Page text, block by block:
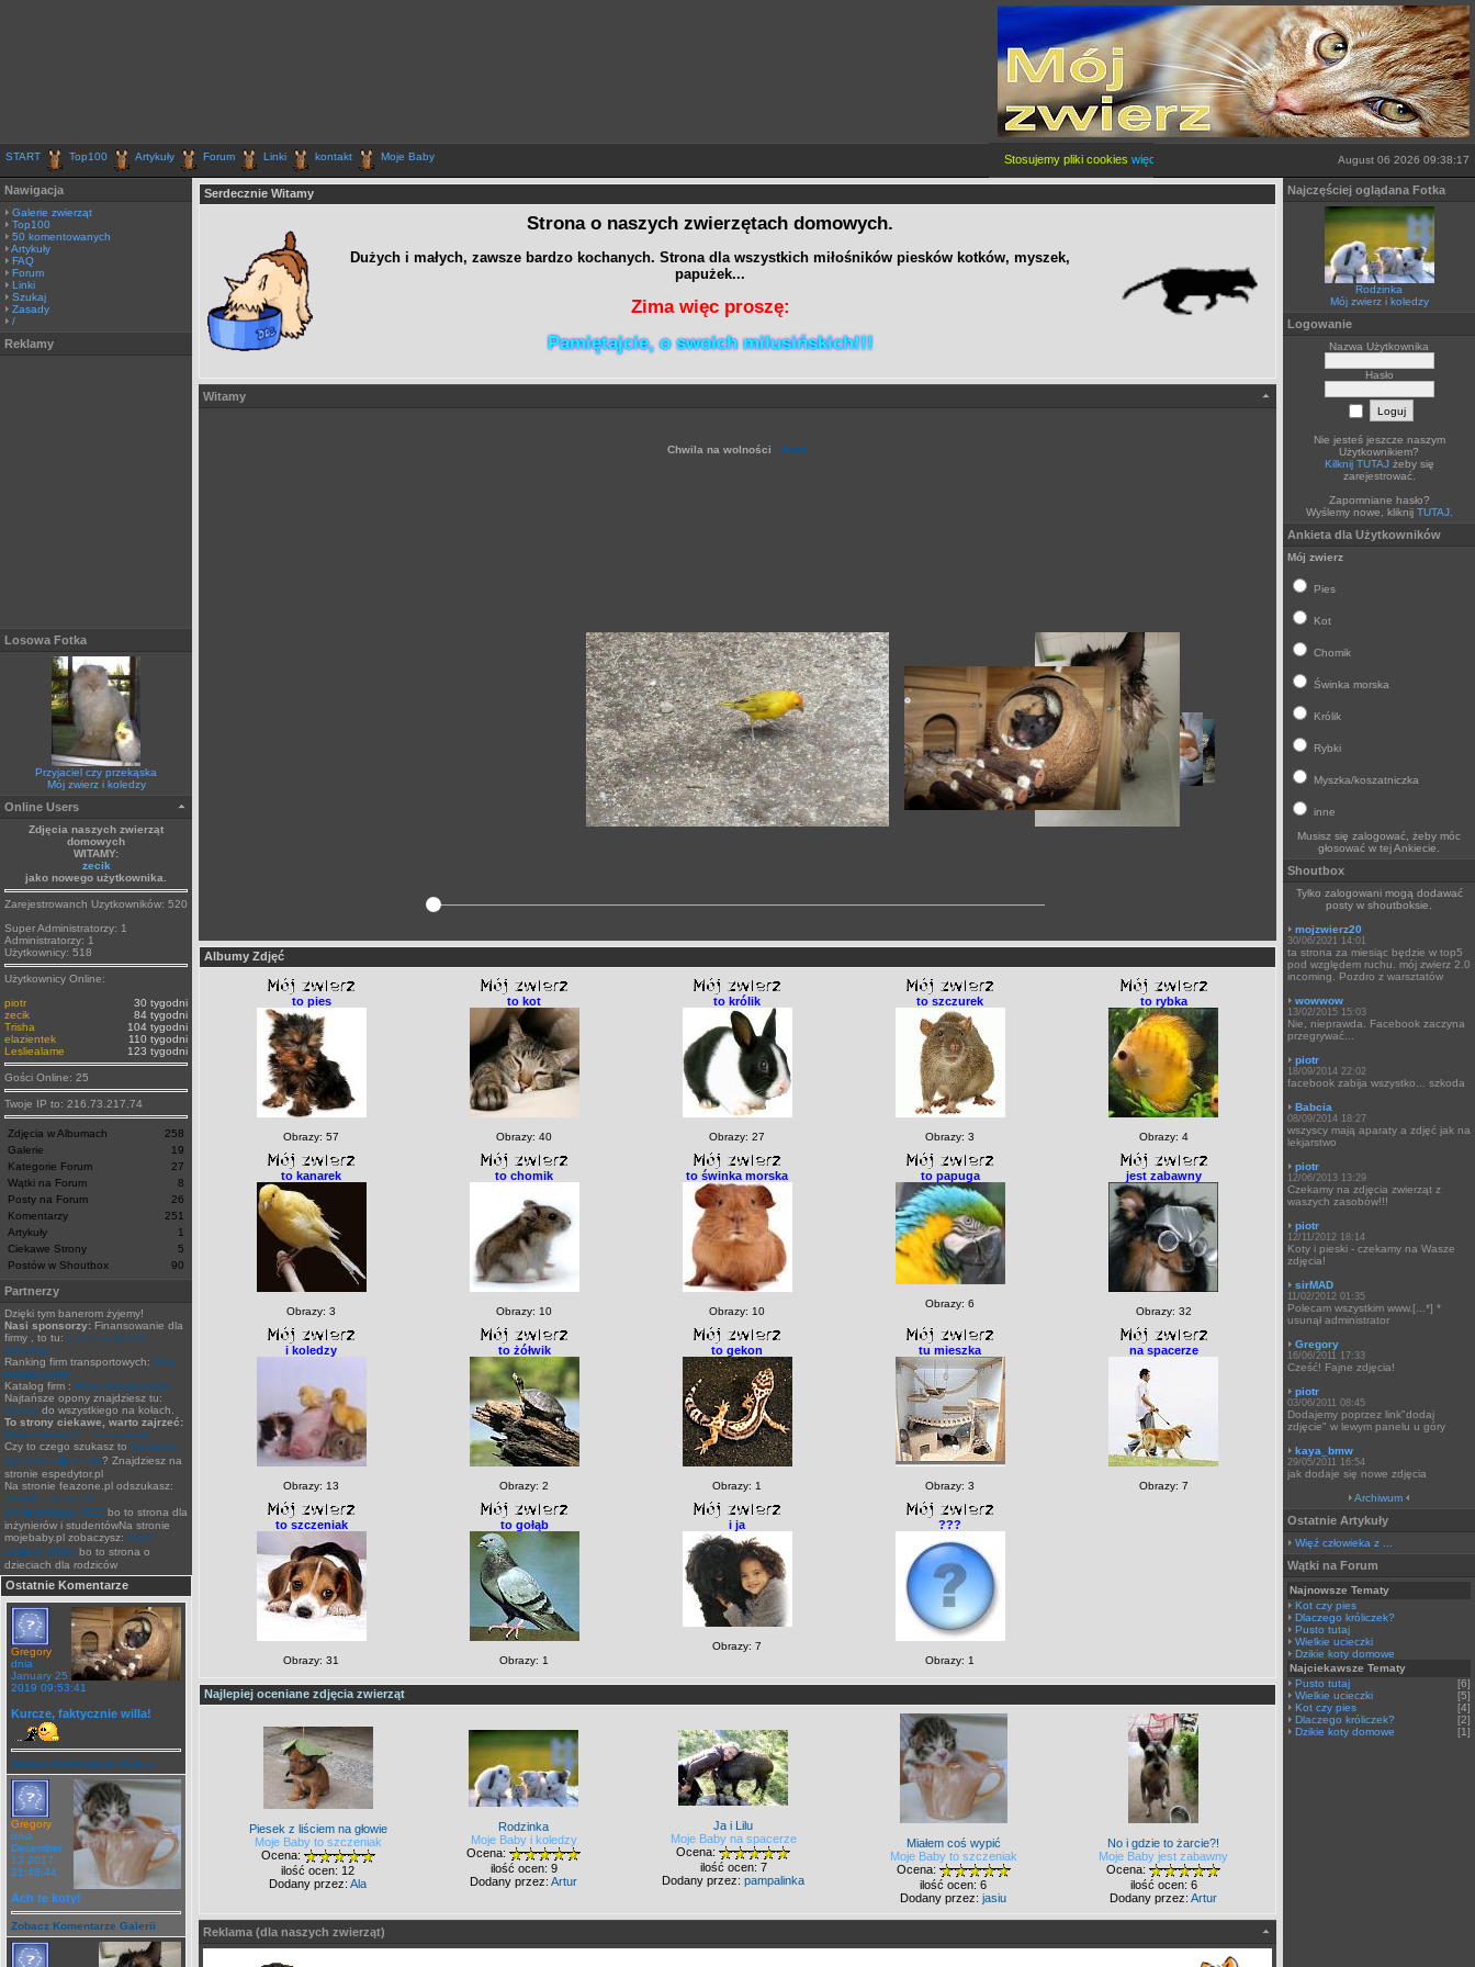
START Top100 Artykuły Forum Linki kontakt Moje Baby Stosujemy pliki cookieswięcej... August 06 2026 09:38:17
Nawigacja
Galerie zwierząt
Top100
50 komentowanych
Artykuły
FAQ
Forum
Linki
Szukaj
Zasady
/
Reklamy
Losowa Fotka
Przyjaciel czy przekąska
Mój zwierz i koledzy
Online Users
Zdjęcia naszych zwierząt
domowych
WITAMY:
zecik
jako nowego użytkownika.
Zarejestrowanch Uzytkowników: 520
Super Administratorzy: 1
Administratorzy: 1
Użytkownicy: 518
Użytkownicy Online:
piotr
30 tygodni
zecik
84 tygodni
Trisha
104 tygodni
elazientek
110 tygodni
Lesliealame
123 tygodni
Gości Online: 25
Twoje IP to: 216.73.217.74
Zdjęcia w Albumach
258
Galerie
19
Kategorie Forum
27
Wątki na Forum
8
Posty na Forum
26
Komentarzy
251
Artykuły
1
Ciekawe Strony
5
Postów w Shoutbox
90
Partnerzy
Dzięki tym banerom żyjemy!
Nasi sponsorzy: Finansowanie dla
firmy , to tu: Leasing, kredyt,
faktoring
Ranking firm transportowych: firmy
transportowe
Katalog firm : Firmy transportowe
Najtańsze opony znajdziesz tu:
Opony do wszystkiego na kołach.
To strony ciekawe, warto zajrzeć:
Blog o technice i transporcie
Czy to czego szukasz to transport,
spedytor i �adunki? Znajdziesz na
stronie espedytor.pl
Na stronie feazone.pl odszukasz:
metoda elementu
sko�czonego,MES bo to strona dla
inżynierów i studentówNa stronie
mojebaby.pl zobaczysz: fotki i
zdj�cia dzieci bo to strona o
dzieciach dla rodziców
Ostatnie Komentarze
Gregory
dnia
January 25
2019 09:53:41
Kurcze, faktycznie willa!
Zobacz Komentarze Galerii
Gregory
dnia
December
13 2017
21:48:44
Ach te koty!
Zobacz Komentarze Galerii
Serdecznie Witamy
Strona o naszych zwierzętach domowych.
Dużych i małych, zawsze bardzo kochanych. Strona dla wszystkich miłośników piesków kotków, myszek,
papużek...
Zima więc proszę:
Pamiętajcie, o swoich milusińskich!!!
Witamy
Chwila na wolności - Artur
Albumy Zdjęć
to pies
Obrazy: 57
to kot
Obrazy: 40
to królik
Obrazy: 27
to szczurek
Obrazy: 3
to rybka
Obrazy: 4
to kanarek
Obrazy: 3
to chomik
Obrazy: 10
to świnka morska
Obrazy: 10
to papuga
Obrazy: 6
jest zabawny
Obrazy: 32
i koledzy
Obrazy: 13
to żółwik
Obrazy: 2
to gekon
Obrazy: 1
tu mieszka
Obrazy: 3
na spacerze
Obrazy: 7
to szczeniak
Obrazy: 31
to gołąb
Obrazy: 1
i ja
Obrazy: 7
???
Obrazy: 1
Najlepiej oceniane zdjęcia zwierząt
Piesek z liściem na głowie
Moje Baby to szczeniak
Ocena:
ilość ocen: 12
Dodany przez: Ala
Rodzinka
Moje Baby i koledzy
Ocena:
ilość ocen: 9
Dodany przez: Artur
Ja i Lilu
Moje Baby na spacerze
Ocena:
ilość ocen: 7
Dodany przez: pampalinka
Miałem coś wypić
Moje Baby to szczeniak
Ocena:
ilość ocen: 6
Dodany przez: jasiu
No i gdzie to żarcie?!
Moje Baby jest zabawny
Ocena:
ilość ocen: 6
Dodany przez: Artur
Reklama (dla naszych zwierząt)
Najczęściej oglądana Fotka
Rodzinka
Mój zwierz i koledzy
Logowanie
Nazwa Użytkownika
Hasło
Nie jesteś jeszcze naszym
Użytkownikiem?
Kilknij TUTAJżeby się
zarejestrować.
Zapomniane hasło?
Wyślemy nowe, kliknij TUTAJ.
Ankieta dla Użytkowników
Mój zwierz
Pies
Kot
Chomik
Świnka morska
Królik
Rybki
Myszka/koszatniczka
inne
Musisz się zalogować, żeby móc
głosować w tej Ankiecie.
Shoutbox
Tylko zalogowani mogą dodawać
posty w shoutboksie.
mojzwierz20
30/06/2021 14:01
ta strona za miesiąc będzie w top5
pod względem ruchu. mój zwierz 2.0
incoming. Pozdro z warsztatów
wowwow
13/02/2015 15:03
Nie, nieprawda. Facebook zaczyna
przegrywać...
piotr
18/09/2014 22:02
facebook zabija wszystko... szkoda
Babcia
08/09/2014 18:27
wszyscy mają aparaty a zdjęć jak na
lekjarstwo
piotr
12/06/2013 13:29
Czekamy na zdjęcia zwierząt z
waszych zasobów!!!
piotr
12/11/2012 18:14
Koty i pieski - czekamy na Wasze
zdjęcia!
sirMAD
11/02/2012 01:35
Polecam wszystkim www.[...*] *
usunął administrator
Gregory
16/06/2011 17:33
Cześć! Fajne zdjęcia!
piotr
03/06/2011 08:45
Dodajemy poprzez link"dodaj
zdjęcie" w lewym panelu u góry
kaya_bmw
29/05/2011 16:54
jak dodaje się nowe zdjęcia
Archiwum
Ostatnie Artykuły
Więź człowieka z ...
Wątki na Forum
Najnowsze Tematy
Kot czy pies
Dlaczego króliczek?
Pusto tutaj
Wielkie ucieczki
Dzikie koty domowe
Najciekawsze Tematy
Pusto tutaj
[6]
Wielkie ucieczki
[5]
Kot czy pies
[4]
Dlaczego króliczek?
[2]
Dzikie koty domowe
[1]